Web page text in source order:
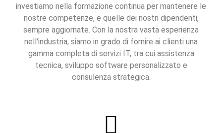
investiamo nella formazione continua per mantenere le
nostre competenze, e quelle dei nostri dipendenti,
sempre aggiornate. Con la nostra vasta esperienza
nell'industria, siamo in grado di fornire ai clienti una
gamma completa di servizi IT, tra cui assistenza
tecnica, sviluppo software personalizzato e
consulenza strategica.